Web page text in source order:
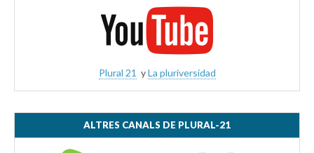
Plural 21 yLa pluriversidad
ALTRES CANALS DE PLURAL-21